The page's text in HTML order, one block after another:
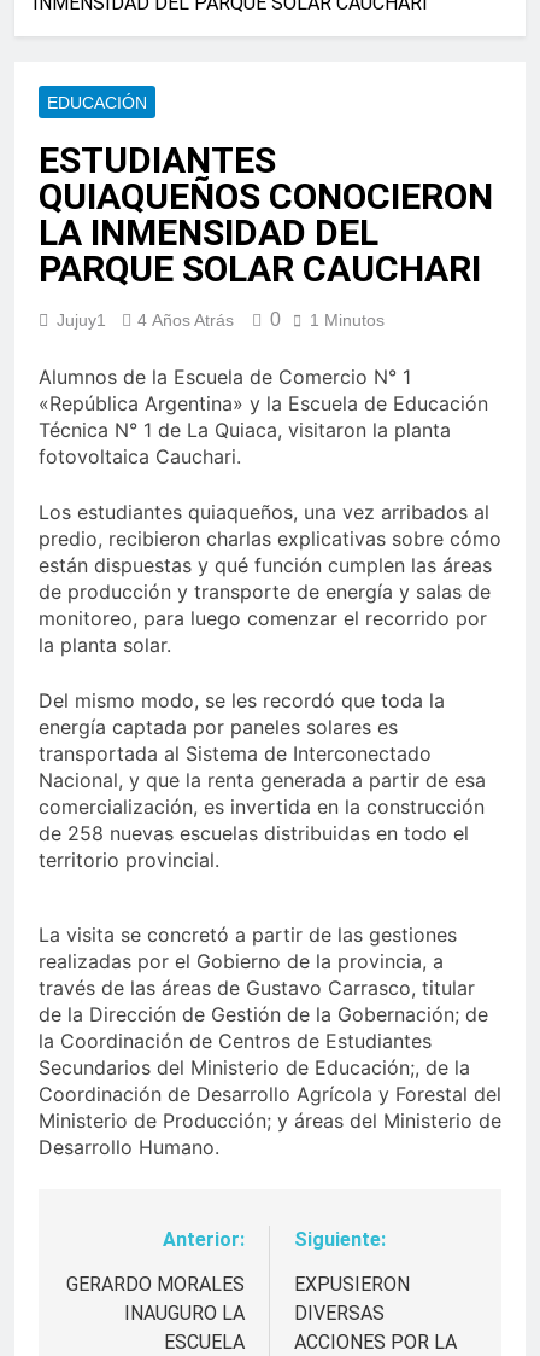
EDUCACIÓN
ESTUDIANTES
QUIAQUEÑOS CONOCIERON
LA INMENSIDAD DEL
PARQUE SOLAR CAUCHARI
Jujuy1 4 Años Atrás 0 1 Minutos
Alumnos de la Escuela de Comercio N° 1
«República Argentina» y la Escuela de Educación
Técnica N° 1 de La Quiaca, visitaron la planta
fotovoltaica Cauchari.
Los estudiantes quiaqueños, una vez arribados al
predio, recibieron charlas explicativas sobre cómo
están dispuestas y qué función cumplen las áreas
de producción y transporte de energía y salas de
monitoreo, para luego comenzar el recorrido por
la planta solar.
Del mismo modo, se les recordó que toda la
energía captada por paneles solares es
transportada al Sistema de Interconectado
Nacional, y que la renta generada a partir de esa
comercialización, es invertida en la construcción
de 258 nuevas escuelas distribuidas en todo el
territorio provincial.
La visita se concretó a partir de las gestiones
realizadas por el Gobierno de la provincia, a
través de las áreas de Gustavo Carrasco, titular
de la Dirección de Gestión de la Gobernación; de
la Coordinación de Centros de Estudiantes
Secundarios del Ministerio de Educación;, de la
Coordinación de Desarrollo Agrícola y Forestal del
Ministerio de Producción; y áreas del Ministerio de
Desarrollo Humano.
Navegación
de
entradas
Anterior:
GERARDO MORALES
INAUGURO LA
ESCUELA
Siguiente:
EXPUSIERON
DIVERSAS
ACCIONES POR LA